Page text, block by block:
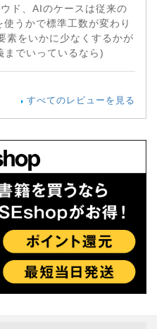
ド、AIのケースは従来の
うかで標準工数が変わり
素をいかに少なくするかが
までいっているなら)
すべてのレビューを見る